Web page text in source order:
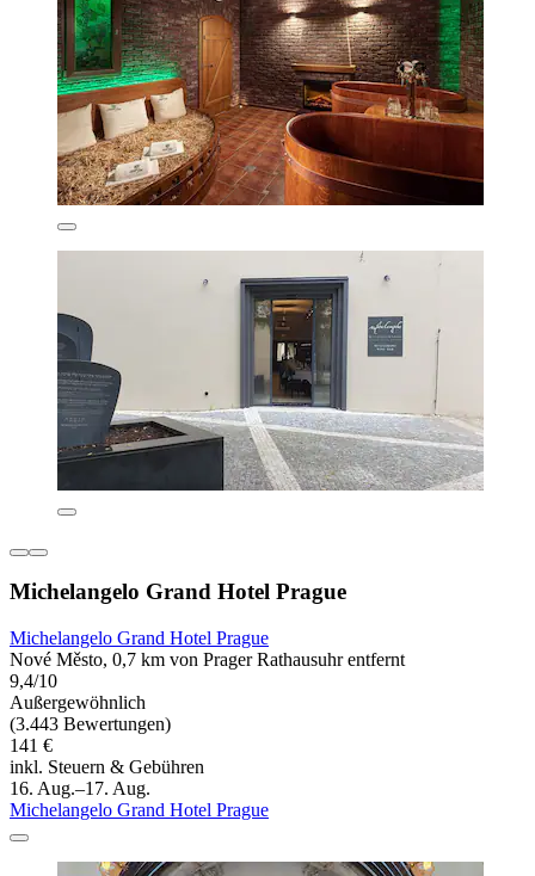
Michelangelo Grand Hotel Prague
Michelangelo Grand Hotel Prague
Nové Město, 0,7 km von Prager Rathausuhr entfernt
9,4/10
Außergewöhnlich
(3.443 Bewertungen)
141 €
inkl. Steuern & Gebühren
16. Aug.–17. Aug.
Michelangelo Grand Hotel Prague